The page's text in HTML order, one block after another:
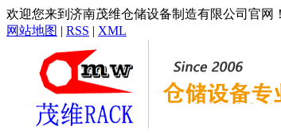
欢迎您来到济南茂维仓储设备制造有限公司官网！
网站地图 | RSS | XML